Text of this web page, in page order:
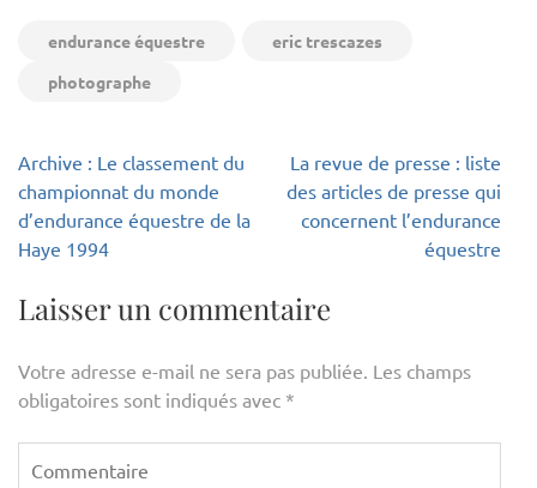
endurance équestre
eric trescazes
photographe
Navigation
de
l’article
Archive : Le classement du
championnat du monde
d’endurance équestre de la
Haye 1994
La revue de presse : liste
des articles de presse qui
concernent l’endurance
équestre
Laisser un commentaire
Votre adresse e-mail ne sera pas publiée. Les champs
obligatoires sont indiqués avec *